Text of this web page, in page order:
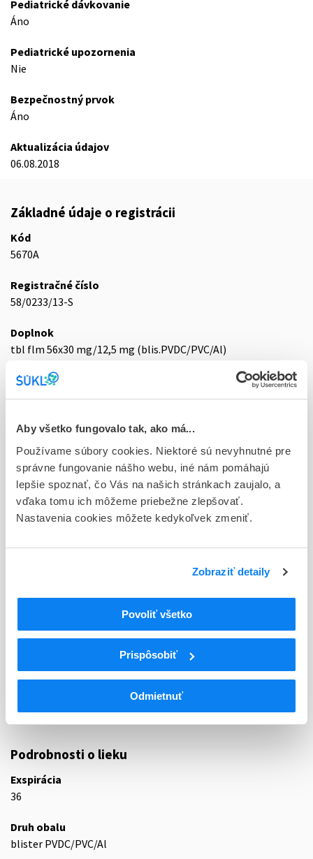
Aby všetko fungovalo tak, ako má...
Používame súbory cookies. Niektoré sú nevyhnutné pre
správne fungovanie nášho webu, iné nám pomáhajú
lepšie spoznať, čo Vás na našich stránkach zaujalo, a
vďaka tomu ich môžeme priebežne zlepšovať.
Nastavenia cookies môžete kedykoľvek zmeniť.
Zobraziť detaily
Povoliť všetko
Prispôsobiť
Odmietnuť
Pediatrické dávkovanie
Áno
Pediatrické upozornenia
Nie
Bezpečnostný prvok
Áno
Aktualizácia údajov
06.08.2018
Základné údaje o registrácii
Kód
5670A
Registračné číslo
58/0233/13-S
Doplnok
tbl flm 56x30 mg/12,5 mg (blis.PVDC/PVC/Al)
Stav
D - Registrácia bez obmedzenia platnosti
Typ registračnej procedúry
Vzájomné uznávanie (mutual recognition proc.)
Držiteľ, krajina
Menarini International Operations Luxembourg S.A.,
Luxembursko
C09
LIEČIVÁ S ÚČINKOM NA RENÍN-
ANGIOTENZÍNOVÝ SYSTÉM
INHIBÍTORY ENZÝMU KONVERTUJÚCEHO
Inhibítory enzýmu konvertujúceho
angiotenzín a diuretiká
C09BA15
Zofenopril a diuretiká
Podrobnosti o lieku
Exspirácia
36
Druh obalu
blister PVDC/PVC/Al